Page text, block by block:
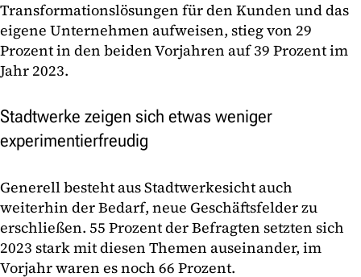
Transformationslösungen für den Kunden und das
eigene Unternehmen aufweisen, stieg von 29
Prozent in den beiden Vorjahren auf 39 Prozent im
Jahr 2023.
Stadtwerke zeigen sich etwas weniger
experimentierfreudig
Generell besteht aus Stadtwerkesicht auch
weiterhin der Bedarf, neue Geschäftsfelder zu
erschließen. 55 Prozent der Befragten setzten sich
2023 stark mit diesen Themen auseinander, im
Vorjahr waren es noch 66 Prozent.